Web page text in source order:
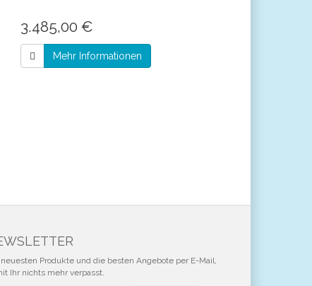
3.485,00 €
Mehr Informationen
neuesten Produkte und die besten Angebote per E-Mail,
Ihr nichts mehr verpasst.